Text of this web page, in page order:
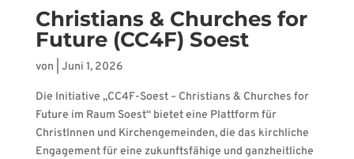
Christians & Churches for
Future (CC4F) Soest
von Juni 1, 2026
Die Initiative „CC4F-Soest – Christians & Churches for
Future im Raum Soest“ bietet eine Plattform für
ChristInnen und Kirchengemeinden, die das kirchliche
Engagement für eine zukunftsfähige und ganzheitliche